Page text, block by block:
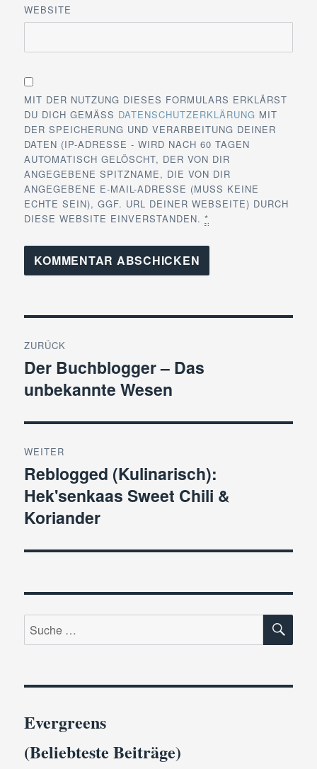
WEBSITE
MIT DER NUTZUNG DIESES FORMULARS ERKLÄRST
DU DICH GEMÄSS DATENSCHUTZERKLÄRUNG MIT
DER SPEICHERUNG UND VERARBEITUNG DEINER
DATEN (IP-ADRESSE - WIRD NACH 60 TAGEN
AUTOMATISCH GELÖSCHT, DER VON DIR
ANGEGEBENE SPITZNAME, DIE VON DIR
ANGEGEBENE E-MAIL-ADRESSE (MUSS KEINE
ECHTE SEIN), GGF. URL DEINER WEBSEITE) DURCH
DIESE WEBSITE EINVERSTANDEN.*
ZURÜCK
Vorheriger
Beitrag:
Der Buchblogger – Das
unbekannte Wesen
WEITER
Nächster
Beitrag:
Reblogged (Kulinarisch):
Hek'senkaas Sweet Chili &
Koriander
Suche
nach:
Evergreens
(Beliebteste Beiträge)